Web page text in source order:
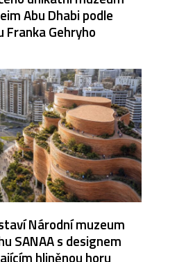
Abu Dhabi podle
Franka Gehryho
Národní muzeum
SANAA s designem
hliněnou horu